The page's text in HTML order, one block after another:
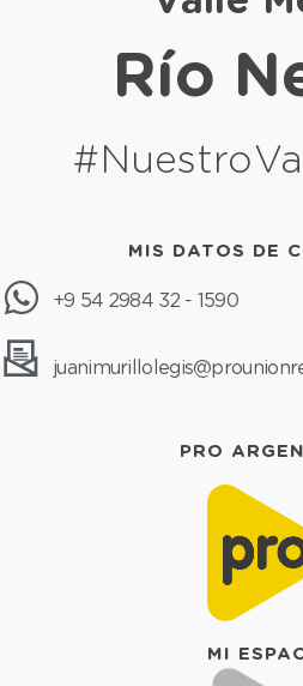
Río
MIS DATOS DE
+9 54 2984 32 - 1590
PRO
MI